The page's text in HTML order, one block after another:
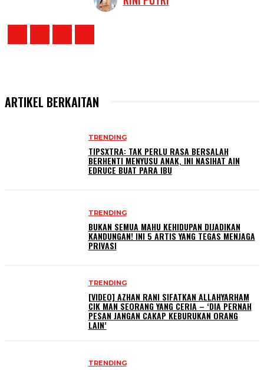
ARTIKEL BERKAITAN
TRENDING
TIPSXTRA: TAK PERLU RASA BERSALAH
BERHENTI MENYUSU ANAK, INI NASIHAT AIN
EDRUCE BUAT PARA IBU
TRENDING
BUKAN SEMUA MAHU KEHIDUPAN DIJADIKAN
KANDUNGAN! INI 5 ARTIS YANG TEGAS MENJAGA
PRIVASI
TRENDING
[VIDEO] AZHAN RANI SIFATKAN ALLAHYARHAM
CIK MAN SEORANG YANG CERIA – ‘DIA PERNAH
PESAN JANGAN CAKAP KEBURUKAN ORANG
LAIN’
TRENDING